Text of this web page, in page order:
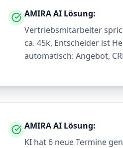
AMIRA AI Lösung:
Vertriebsmitarbeiter
ca. 45k, Entscheider ist
automatisch: Angebot,
AMIRA AI Lösung:
KI hat 6 neue Termine